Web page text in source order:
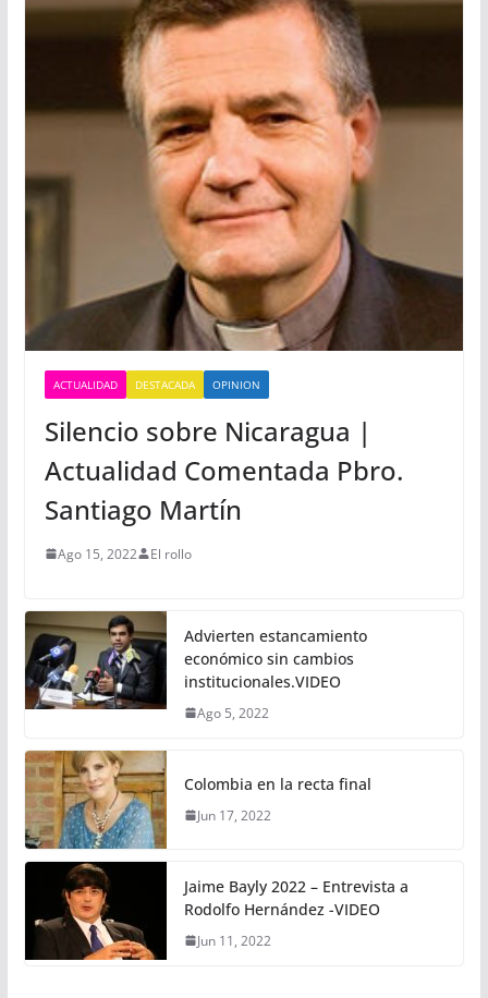
ACTUALIDAD DESTACADA OPINION
Silencio sobre Nicaragua |
Actualidad Comentada Pbro.
Santiago Martín
Ago 15, 2022 El rollo
Advierten estancamiento
económico sin cambios
institucionales.VIDEO
Ago 5, 2022
Colombia en la recta final
Jun 17, 2022
Jaime Bayly 2022 – Entrevista a
Rodolfo Hernández -VIDEO
Jun 11, 2022